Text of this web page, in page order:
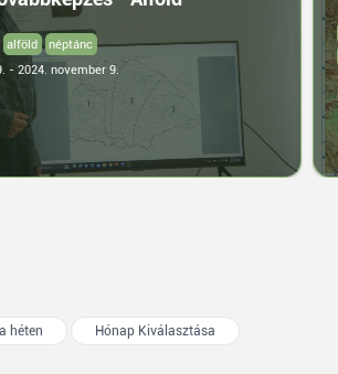
alföld
néptánc
- 2024. november 9.
héten